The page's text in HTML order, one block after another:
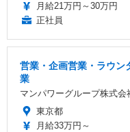
月給21万円～30万円
正社員
営業・企画営業・ラウン
業
マンパワーグループ株式会
東京都
月給33万円～